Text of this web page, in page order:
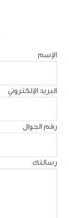
الإسم
البريد الإلكتروني
رقم الجوال
رسالتك